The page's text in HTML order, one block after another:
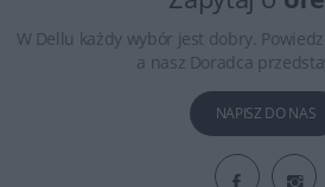
W Dellu każdy wybór jest dobry.
a nasz Doradca
NAPISZ DO NAS